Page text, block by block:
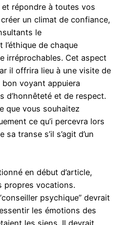
répondre à toutes vos
un climat de confiance,
le
de chaque
irréprochables. Cet aspect
il offrira lieu à une visite de
voyant appuiera
d’honnêteté et de respect.
que vous souhaitez
ce qu’i percevra lors
transe s’il s’agit d’un
en début d’article,
propres vocations.
psychique” devrait
les émotions des